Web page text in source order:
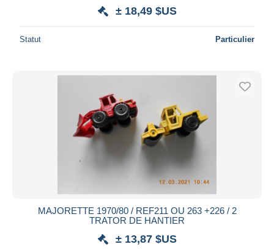
± 18,49 $US
Statut Particulier
MAJORETTE 1970/80 / REF211 OU 263 +226 / 2
TRATOR DE HANTIER
± 13,87 $US